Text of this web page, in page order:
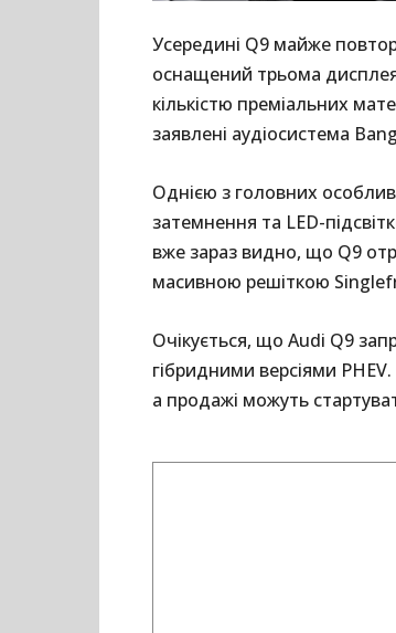
Усередині Q9 майже
оснащений трьома
кількістю преміальних
заявлені аудіосистема
Однією з головних
затемнення та LED-
вже зараз видно, що Q9
масивною решіткою
Очікується, що Audi Q9
гібридними версіями
а продажі можуть